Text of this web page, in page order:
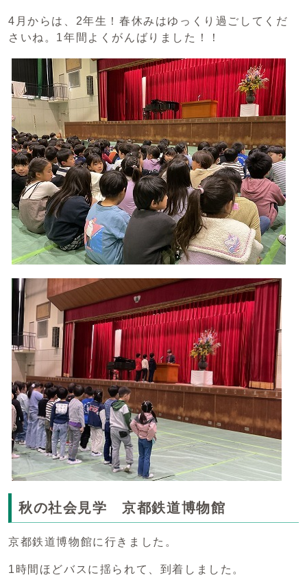
4月からは、2年生！春休みはゆっくり過ごしてくだ
さいね。1年間よくがんばりました！！
秋の社会見学 京都鉄道博物館
京都鉄道博物館に行きました。
1時間ほどバスに揺られて、到着しました。